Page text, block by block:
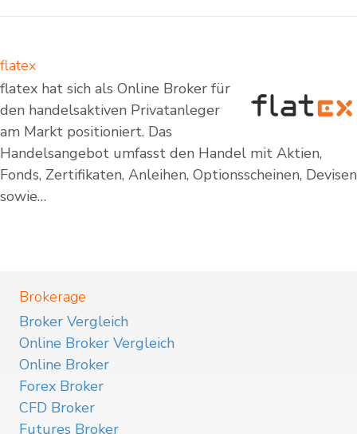
flatex
flatex hat sich als Online Broker für
den handelsaktiven Privatanleger
am Markt positioniert. Das
Handelsangebot umfasst den Handel mit Aktien,
Fonds, Zertifikaten, Anleihen, Optionsscheinen, Devisen
sowie…
Brokerage
Broker Vergleich
Online Broker Vergleich
Online Broker
Forex Broker
CFD Broker
Futures Broker